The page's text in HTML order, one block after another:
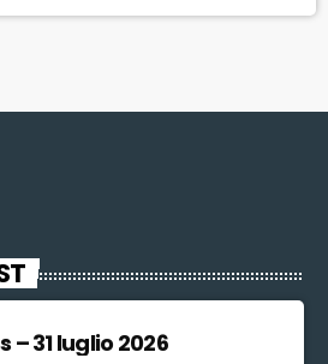
– 31 luglio 2026